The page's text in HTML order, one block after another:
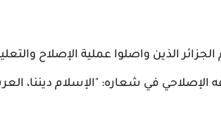
الجزائر الذين واصلوا عملية الإصلاح
في شعاره: "الإسلام ديننا،